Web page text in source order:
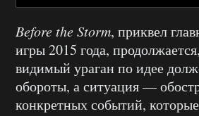
Before the Storm, приквел
игры 2015 года,
видимый ураган по идее
обороты, а ситуация —
конкретных событий,